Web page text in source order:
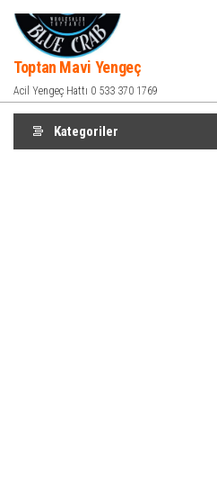
İçeriğe
atla
Toptan Mavi Yengeç
Acil Yengeç Hattı 0 533 370 1769
Kategoriler